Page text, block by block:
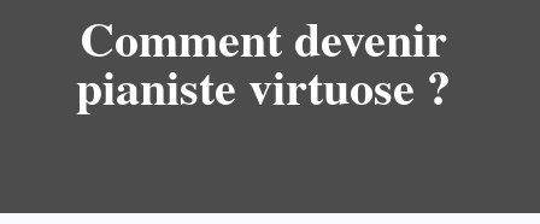
Comment devenir
pianiste virtuose ?